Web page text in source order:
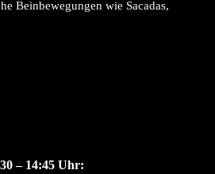
Beinbewegungen wie Sacadas,
– 14:45 Uhr: